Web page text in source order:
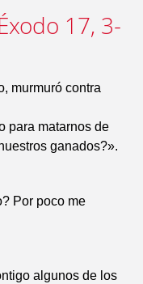
17, 3-
murmuró contra
para matarnos de
ganados?».
Por poco me
algunos de los